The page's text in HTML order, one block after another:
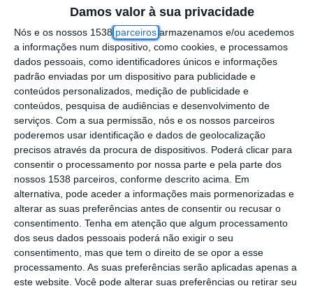
Damos valor à sua privacidade
Nós e os nossos 1538 parceiros armazenamos e/ou acedemos
a informações num dispositivo, como cookies, e processamos
dados pessoais, como identificadores únicos e informações
padrão enviadas por um dispositivo para publicidade e
conteúdos personalizados, medição de publicidade e
conteúdos, pesquisa de audiências e desenvolvimento de
serviços. Com a sua permissão, nós e os nossos parceiros
poderemos usar identificação e dados de geolocalização
precisos através da procura de dispositivos. Poderá clicar para
consentir o processamento por nossa parte e pela parte dos
nossos 1538 parceiros, conforme descrito acima. Em
alternativa, pode aceder a informações mais pormenorizadas e
alterar as suas preferências antes de consentir ou recusar o
consentimento. Tenha em atenção que algum processamento
dos seus dados pessoais poderá não exigir o seu
consentimento, mas que tem o direito de se opor a esse
processamento. As suas preferências serão aplicadas apenas a
este website. Você pode alterar suas preferências ou retirar seu
e atrair visitantes ao interior do país.
O vice-presidente da Câmara de Santarém,
Emanuel Campos, que marcou presença na
abertura do certame, sublinhou que a feira
reúne várias marcas nacionais e
estrangeiras, reforçando a dimensão e a
relevância do certame no calendário do
setor.
O autarca destacou ainda a importância dos
clubes e associações de caçadores no
território, não apenas na promoção da
atividade cinegética, mas também na gestão